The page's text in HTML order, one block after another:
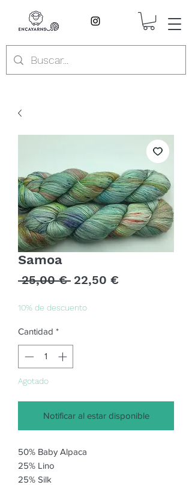
Samoa
25,00 € Precio
22,50 €Precio
10% de descuento
Cantidad *
Agotado
Notificar al estar disponible
50% Baby Alpaca
25% Lino
25% Silk